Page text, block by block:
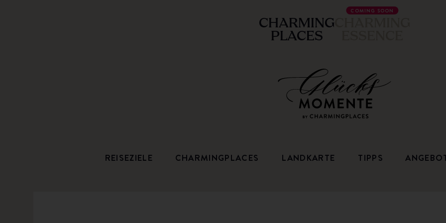
CHARMING
PLACES
COMING SOON
REISEZIELE CHARMINGPLACES LANDKARTE TIPPS